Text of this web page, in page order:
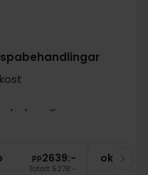
pp2639:-
Totalt 5278:-
okt